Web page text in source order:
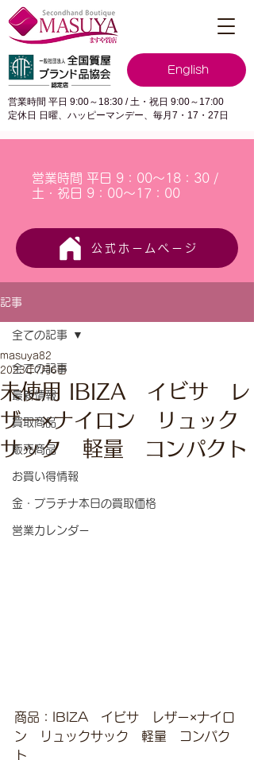
English
営業時間 平日 9:00～18:30 / 土・祝日 9:00～17:00
定休日 日曜、ハッピーマンデー、毎月7・17・27日
営業時間 平日 9：00～18：30 /
土・祝日 9：00～17：00
公式ホームページ
記事
全ての記事
最新情報
買取商品
販売商品
お買い得情報
金・プラチナ本日の買取価格
営業カレンダー
全ての記事
未使用 IBIZA イビサ レ
ザー×ナイロン リュック
サック 軽量 コンパクト
masuya82
2023年7月6日
商品：IBIZA　イビサ　レザー×ナイロ
ン　リュックサック　軽量　コンパク
ト